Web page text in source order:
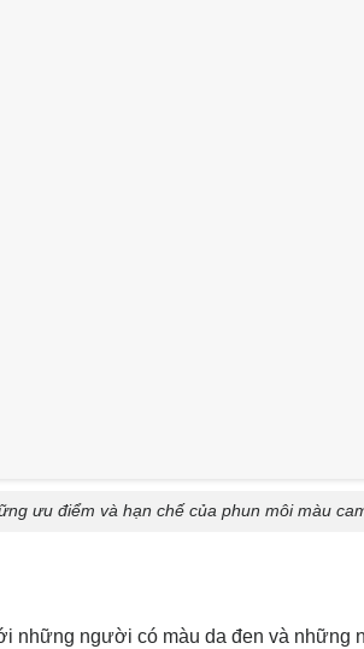
ưu điểm và hạn chế của phun môi màu
những người có màu da đen và